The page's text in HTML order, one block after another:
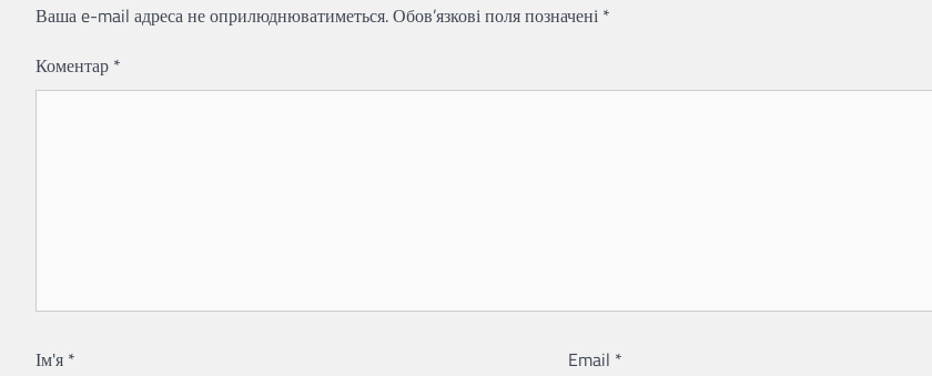
Ваша e-mail адреса не оприлюднюватиметься.Обов’язкові поля позначені *
Коментар *
Ім'я * Email *